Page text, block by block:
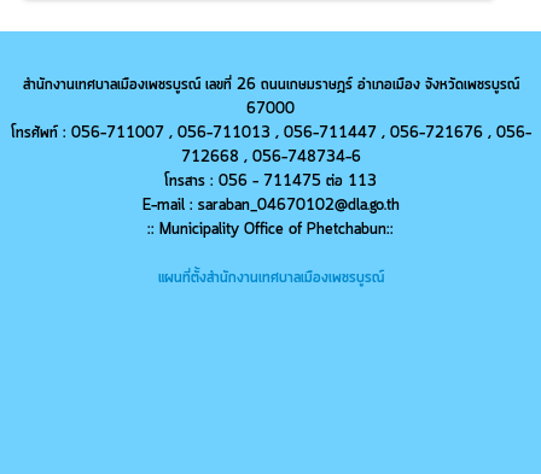
สำนักงานเทศบาลเมืองเพชรบูรณ์ เลขที่ 26 ถนนเกษมราษฎร์ อำเภอเมือง จังหวัดเพชรบูรณ์
67000
โทรศัพท์ : 056-711007 , 056-711013 , 056-711447 , 056-721676 , 056-
712668 , 056-748734-6
โทรสาร : 056 - 711475 ต่อ 113
E-mail : saraban_04670102@dla.go.th
:: Municipality Office of Phetchabun::
แผนที่ตั้งสำนักงานเทศบาลเมืองเพชรบูรณ์